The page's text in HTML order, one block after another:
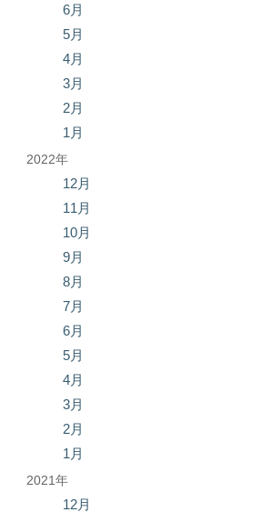
6月
5月
4月
3月
2月
1月
2022年
12月
11月
10月
9月
8月
7月
6月
5月
4月
3月
2月
1月
2021年
12月